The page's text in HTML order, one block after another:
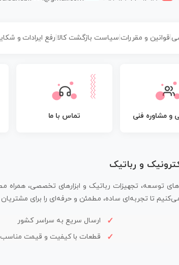
| قوانین و مقررات سیاست بازگشت کالا رفع ایرادات و
و مشاوره فنی تماس با ما
و رباتیک
توسعه، تجهیزات رباتیک و ابزارهای تخصصی، همراه
تا تجربه‌ای ساده، مطمئن و حرفه‌ای را برای مشتریان
ارسال سریع به سراسر کشور
قطعات با کیفیت و قیمت مناسب